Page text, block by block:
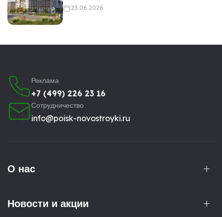
23.06.2026
Реклама
+7 (499) 226 23 16
Сотрудничество
info@poisk-novostroyki.ru
О нас
Новости и акции